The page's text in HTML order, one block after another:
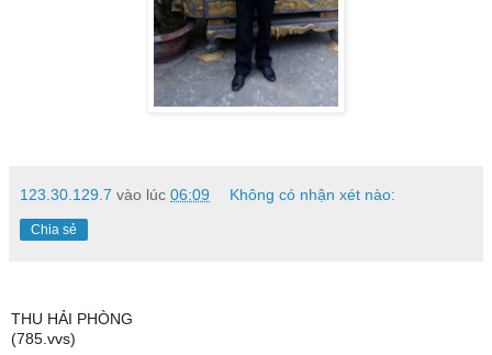
123.30.129.7 vào lúc 06:09 Không có nhận xét nào:
Chia sẻ
THU HẢI PHÒNG
(785.vvs)